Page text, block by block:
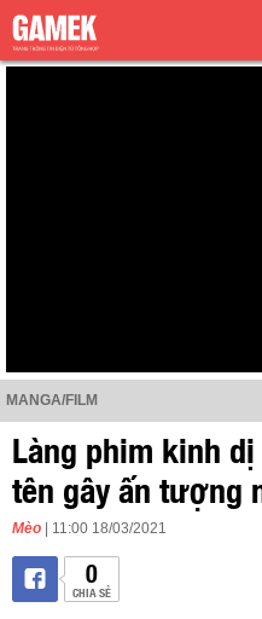
MANGA/FILM
Làng phim kinh
tên gây ấn tượng
Mèo | 11:00 18/03/2021
0
CHIA SẺ